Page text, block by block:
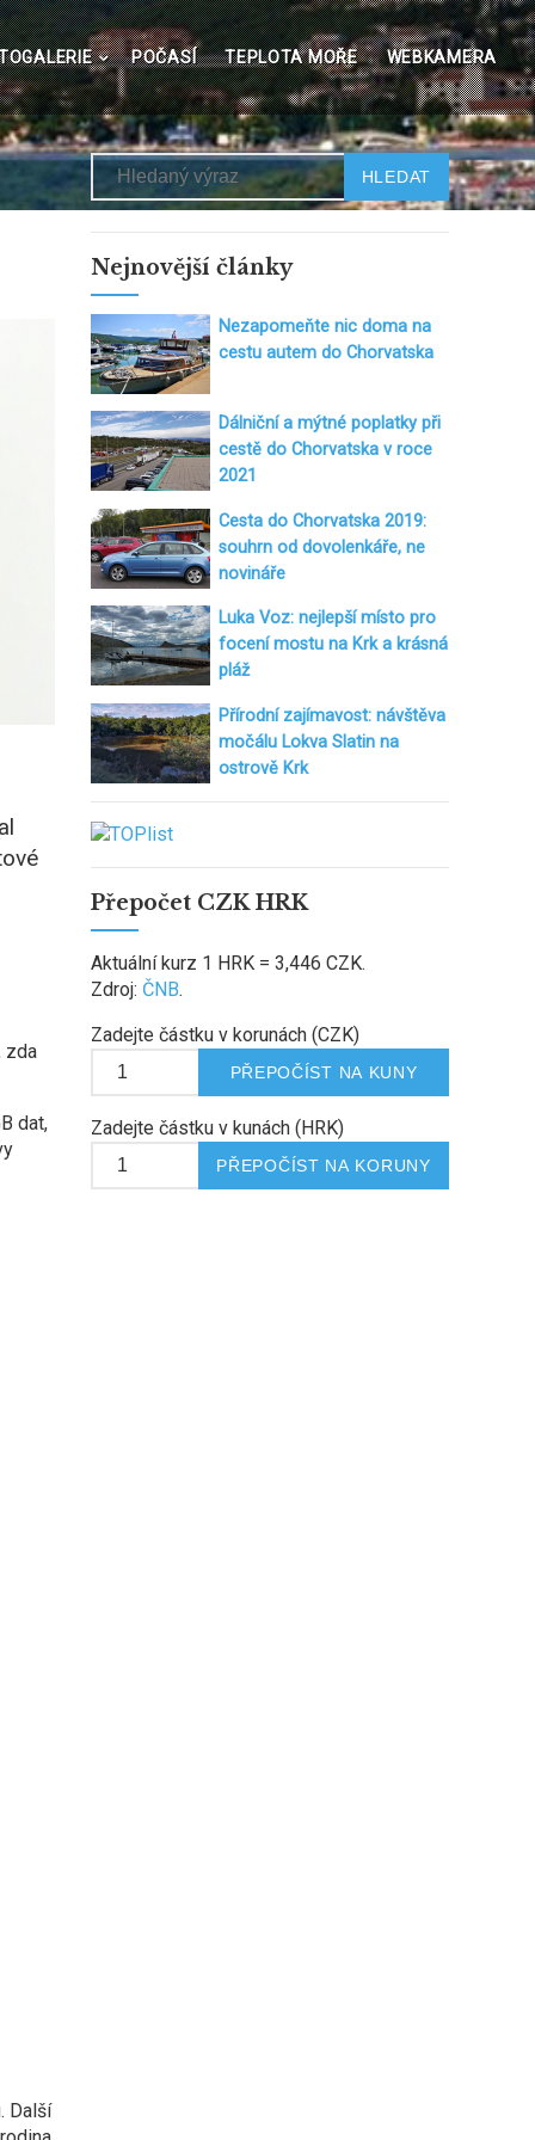
POČASÍ TEPLOTA MOŘE WEBKAMERA
zda
dat,
Další
Hledat
Nejnovější články
Nezapomeňte nic doma na
cestu autem do Chorvatska
Dálniční a mýtné poplatky při
cestě do Chorvatska v roce
2021
Cesta do Chorvatska 2019:
souhrn od dovolenkáře, ne
novináře
Luka Voz: nejlepší místo pro
focení mostu na Krk a krásná
pláž
Přírodní zajímavost: návštěva
močálu Lokva Slatin na
ostrově Krk
Přepočet CZK HRK
Aktuální kurz 1 HRK = 3,446 CZK.
Zdroj: ČNB.
Zadejte částku v korunách (CZK)
Zadejte částku v kunách (HRK)